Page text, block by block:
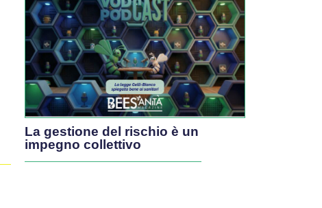
La gestione del rischio è un
impegno collettivo